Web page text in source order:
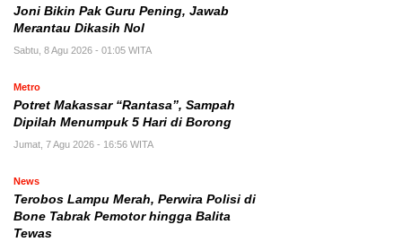
Joni Bikin Pak Guru Pening, Jawab
Merantau Dikasih Nol
Sabtu, 8 Agu 2026 - 01:05 WITA
Metro
Potret Makassar “Rantasa”, Sampah
Dipilah Menumpuk 5 Hari di Borong
Jumat, 7 Agu 2026 - 16:56 WITA
News
Terobos Lampu Merah, Perwira Polisi di
Bone Tabrak Pemotor hingga Balita
Tewas